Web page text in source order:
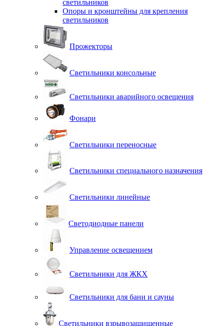
светильников
Опоры и кронштейны для крепления
светильников
Прожекторы
Светильники консольные
Светильники аварийного освещения
Фонари
Светильники переносные
Светильники специального назначения
Светильники линейные
Светодиодные панели
Управление освещением
Светильники для ЖКХ
Светильники для бани и сауны
Светильники взрывозащищенные